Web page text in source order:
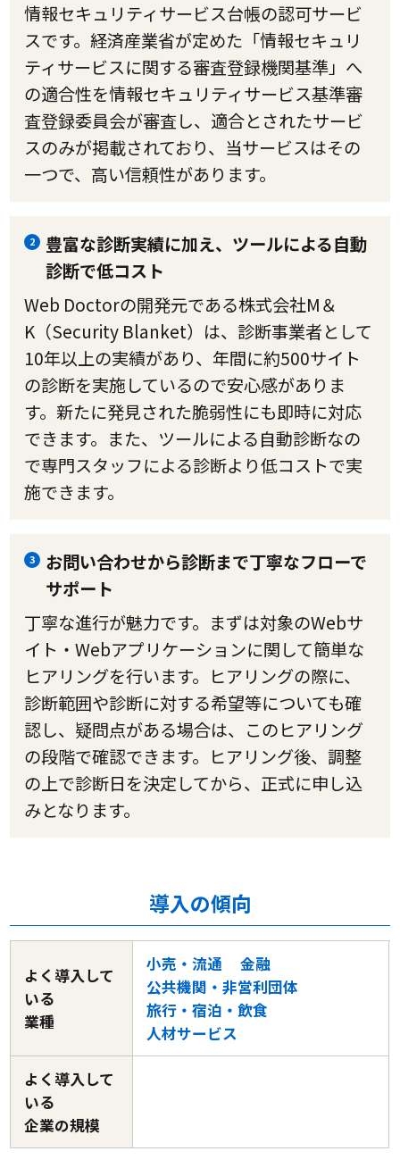
情報セキュリティサービス台帳の認可サービ
スです。経済産業省が定めた「情報セキュリ
ティサービスに関する審査登録機関基準」へ
の適合性を情報セキュリティサービス基準審
査登録委員会が審査し、適合とされたサービ
スのみが掲載されており、当サービスはその
一つで、高い信頼性があります。
2
豊富な診断実績に加え、ツールによる自動
診断で低コスト
Web Doctorの開発元である株式会社M＆
K（Security Blanket）は、診断事業者として
10年以上の実績があり、年間に約500サイト
の診断を実施しているので安心感がありま
す。新たに発見された脆弱性にも即時に対応
できます。また、ツールによる自動診断なの
で専門スタッフによる診断より低コストで実
施できます。
3
お問い合わせから診断まで丁寧なフローで
サポート
丁寧な進行が魅力です。まずは対象のWebサ
イト・Webアプリケーションに関して簡単な
ヒアリングを行います。ヒアリングの際に、
診断範囲や診断に対する希望等についても確
認し、疑問点がある場合は、このヒアリング
の段階で確認できます。ヒアリング後、調整
の上で診断日を決定してから、正式に申し込
みとなります。
導入の傾向
よく導入して
いる
業種
小売・流通
金融
公共機関・非営利団体
旅行・宿泊・飲食
人材サービス
よく導入して
いる
企業の規模